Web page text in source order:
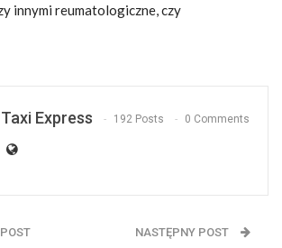
innymi reumatologiczne, czy
Taxi Express 192 Posts 0 Comments
NASTĘPNY POST